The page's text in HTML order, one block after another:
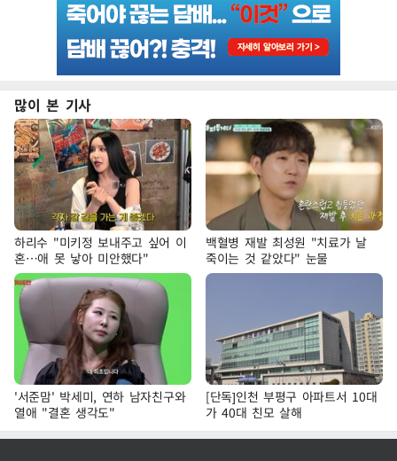
많이 본 기사
하리수 "미키정 보내주고 싶어 이
혼…애 못 낳아 미안했다"
백혈병 재발 최성원 "치료가 날
죽이는 것 같았다" 눈물
'서준맘' 박세미, 연하 남자친구와
열애 "결혼 생각도"
[단독]인천 부평구 아파트서 10대
가 40대 친모 살해